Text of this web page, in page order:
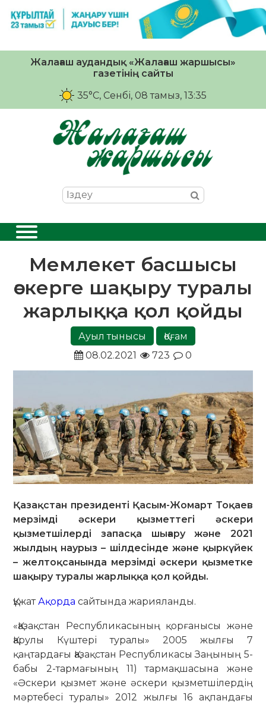
Жалағаш аудандық «Жалағаш жаршысы»
газетінің сайты
35°C, Сенбі, 08 тамыз, 13:35
Мемлекет басшысы
әскерге шақыру туралы
жарлыққа қол қойды
Ауыл тынысы
Қоғам
08.02.2021
723 0
Қазақстан президенті Қасым-Жомарт Тоқаев
мерзімді әскери қызметтегі әскери
қызметшілерді запасқа шығару және 2021
жылдың наурыз – шілдесінде және қыркүйек
– желтоқсанында мерзімді әскери қызметке
шақыру туралы жарлыққа қол қойды.
ҚұжатАқорда сайтында жарияланды.
«Қазақстан Республикасының қорғанысы және
Қарулы Күштері туралы» 2005 жылғы 7
қаңтардағы Қазақстан Республикасы Заңының 5-
бабы 2-тармағының 11) тармақшасына және
«Әскери қызмет және әскери қызметшілердің
мәртебесі туралы» 2012 жылғы 16 ақпандағы